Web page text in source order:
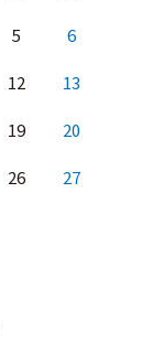
5 6
12 13
19 20
26 27